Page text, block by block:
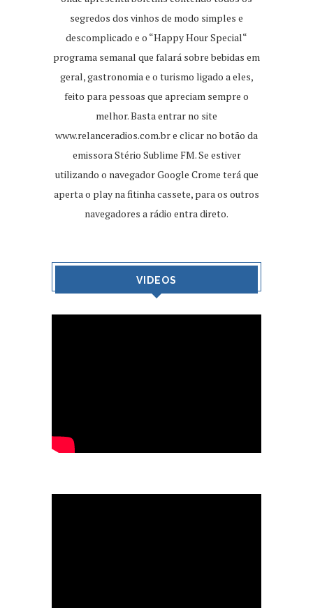
segredos dos vinhos de modo simples e
descomplicado e o “Happy Hour Special“
programa semanal que falará sobre bebidas em
geral, gastronomia e o turismo ligado a eles,
feito para pessoas que apreciam sempre o
melhor. Basta entrar no site
www.relanceradios.com.bre clicar no botão da
emissora Stério Sublime FM. Se estiver
utilizando o navegador Google Crome terá que
aperta o play na fitinha cassete, para os outros
navegadores a rádio entra direto.
VIDEOS